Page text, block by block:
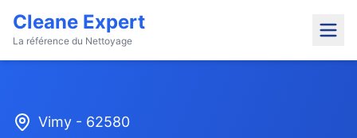
Cleane Expert
La référence du Nettoyage
Vimy - 62580